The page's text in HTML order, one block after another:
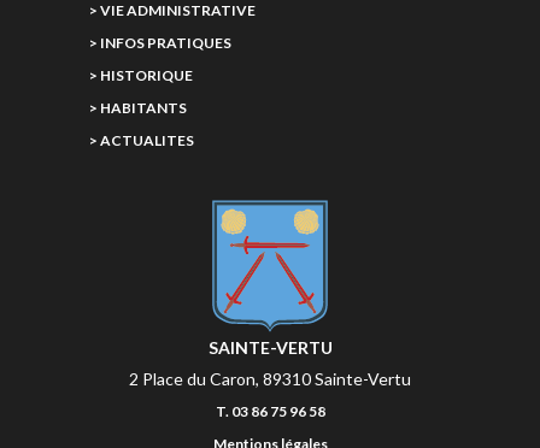
> VIE ADMINISTRATIVE
> INFOS PRATIQUES
> HISTORIQUE
> HABITANTS
> ACTUALITES
SAINTE-VERTU
2 Place du Caron, 89310 Sainte-Vertu
T. 03 86 75 96 58
Mentions légales